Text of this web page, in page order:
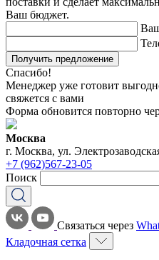
Ваш бюджет.
Получить предложение
Спасибо!
Менеджер уже готовит
свяжется с вами
Форма обновится повторно
Москва
г. Москва, ул.
+7 (962)567-23-05
Поиск
Связаться через
Кладочная сетка